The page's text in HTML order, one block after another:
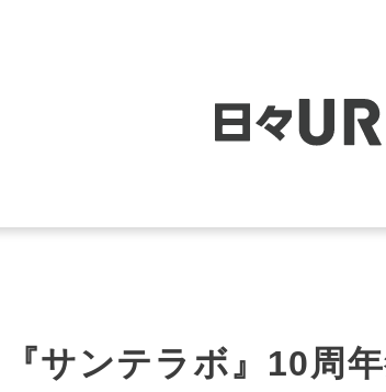
『サンテラボ』10周